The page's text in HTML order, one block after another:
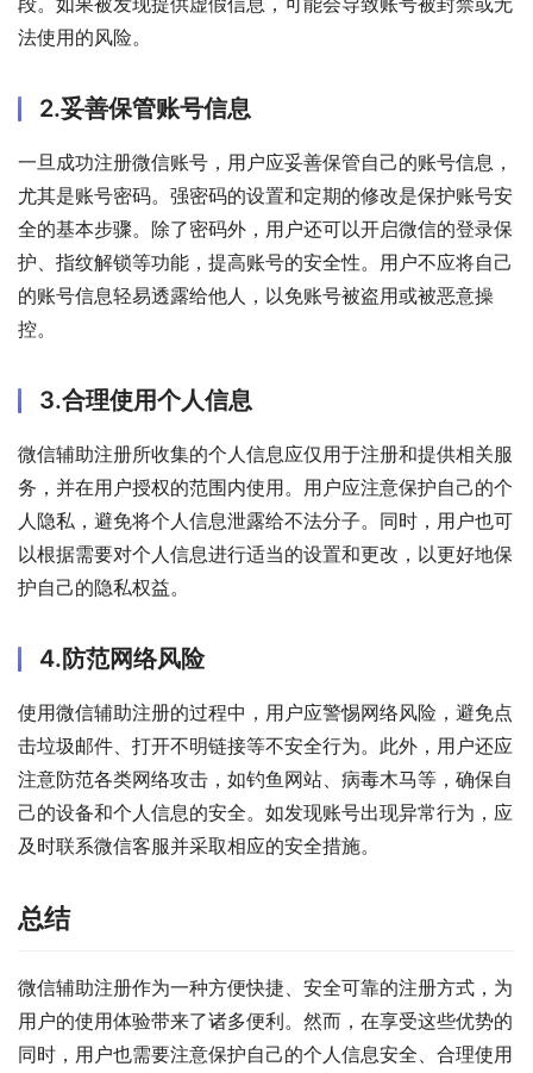
法使用的风险。
2.妥善保管账号信息
一旦成功注册微信账号，用户应妥善保管自己的账号信息，
尤其是账号密码。强密码的设置和定期的修改是保护账号安
全的基本步骤。除了密码外，用户还可以开启微信的登录保
护、指纹解锁等功能，提高账号的安全性。用户不应将自己
的账号信息轻易透露给他人，以免账号被盗用或被恶意操
控。
3.合理使用个人信息
微信辅助注册所收集的个人信息应仅用于注册和提供相关服
务，并在用户授权的范围内使用。用户应注意保护自己的个
人隐私，避免将个人信息泄露给不法分子。同时，用户也可
以根据需要对个人信息进行适当的设置和更改，以更好地保
护自己的隐私权益。
4.防范网络风险
使用微信辅助注册的过程中，用户应警惕网络风险，避免点
击垃圾邮件、打开不明链接等不安全行为。此外，用户还应
注意防范各类网络攻击，如钓鱼网站、病毒木马等，确保自
己的设备和个人信息的安全。如发现账号出现异常行为，应
及时联系微信客服并采取相应的安全措施。
总结
微信辅助注册作为一种方便快捷、安全可靠的注册方式，为
用户的使用体验带来了诸多便利。然而，在享受这些优势的
同时，用户也需要注意保护自己的个人信息安全、合理使用